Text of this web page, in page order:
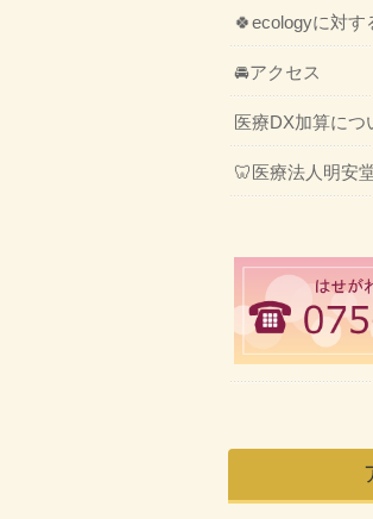
🍀ecologyに対す
🚘アクセス
医療DX加算につ
🦷医療法人明安